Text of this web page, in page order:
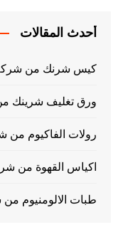
أحدث المقالات
كيس شرنك من
ورق تغليف شرينك
رولات الفاكيوم
اكياس القهوة من
طبات الالومنيوم